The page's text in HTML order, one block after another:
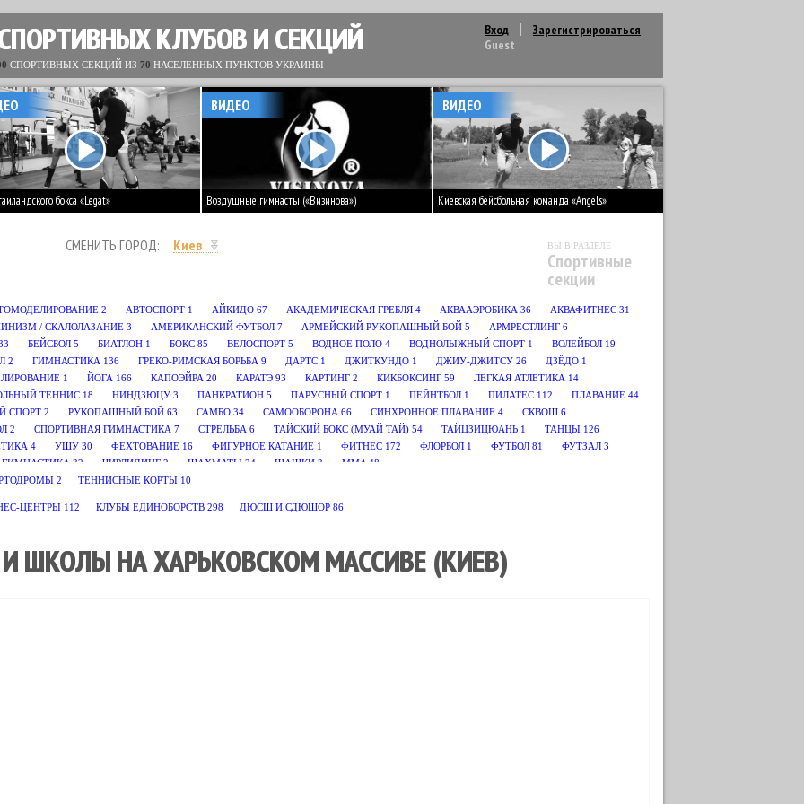
Вход
Зарегистрироваться
Guest
КЛУБОВ И СЕКЦИЙ
СПОРТИВНЫХ СЕКЦИЙ ИЗ 70 НАСЕЛЕННЫХ ПУНКТОВ УКРАИНЫ
бокса «Legat» Воздушные гимнасты («Визинова»)
ВИДЕО
Киевская бейсбольная команда «Angels»
ВИДЕО
СМЕНИТЬ ГОРОД: Киев ВЫ В РАЗДЕЛЕ
Спортивные
секции
2 АВТОСПОРТ 1 АЙКИДО 67 АКАДЕМИЧЕСКАЯ ГРЕБЛЯ 4 АКВААЭРОБИКА 36 АКВАФИТНЕС 31
/ СКАЛОЛАЗАНИЕ 3 АМЕРИКАНСКИЙ ФУТБОЛ 7 АРМЕЙСКИЙ РУКОПАШНЫЙ БОЙ 5 АРМРЕСТЛИНГ 6
БЕЙСБОЛ 5 БИАТЛОН 1 БОКС 85 ВЕЛОСПОРТ 5 ВОДНОЕ ПОЛО 4 ВОДНОЛЫЖНЫЙ СПОРТ 1 ВОЛЕЙБОЛ 19
2 ГИМНАСТИКА 136 ГРЕКО-РИМСКАЯ БОРЬБА 9 ДАРТС 1 ДЖИТКУНДО 1 ДЖИУ-ДЖИТСУ 26 ДЗЁДО 1
1 ЙОГА 166 КАПОЭЙРА 20 КАРАТЭ 93 КАРТИНГ 2 КИКБОКСИНГ 59 ЛЕГКАЯ АТЛЕТИКА 14
ТЕННИС 18 НИНДЗЮЦУ 3 ПАНКРАТИОН 5 ПАРУСНЫЙ СПОРТ 1 ПЕЙНТБОЛ 1 ПИЛАТЕС 112 ПЛАВАНИЕ 44
СПОРТ 2 РУКОПАШНЫЙ БОЙ 63 САМБО 34 САМООБОРОНА 66 СИНХРОННОЕ ПЛАВАНИЕ 4 СКВОШ 6
2 СПОРТИВНАЯ ГИМНАСТИКА 7 СТРЕЛЬБА 6 ТАЙСКИЙ БОКС (МУАЙ ТАЙ) 54 ТАЙЦЗИЦЮАНЬ 1 ТАНЦЫ 126
4 УШУ 30 ФЕХТОВАНИЕ 16 ФИГУРНОЕ КАТАНИЕ 1 ФИТНЕС 172 ФЛОРБОЛ 1 ФУТБОЛ 81 ФУТЗАЛ 3
32 ЧИРЛИДИНГ 2 ШАХМАТЫ 24 ШАШКИ 3 MMA 48
2 ТЕННИСНЫЕ КОРТЫ 10
ЦЕНТРЫ 112 КЛУБЫ ЕДИНОБОРСТВ 298 ДЮСШ И СДЮШОР 86
ШКОЛЫ НА ХАРЬКОВСКОМ МАССИВЕ (КИЕВ)